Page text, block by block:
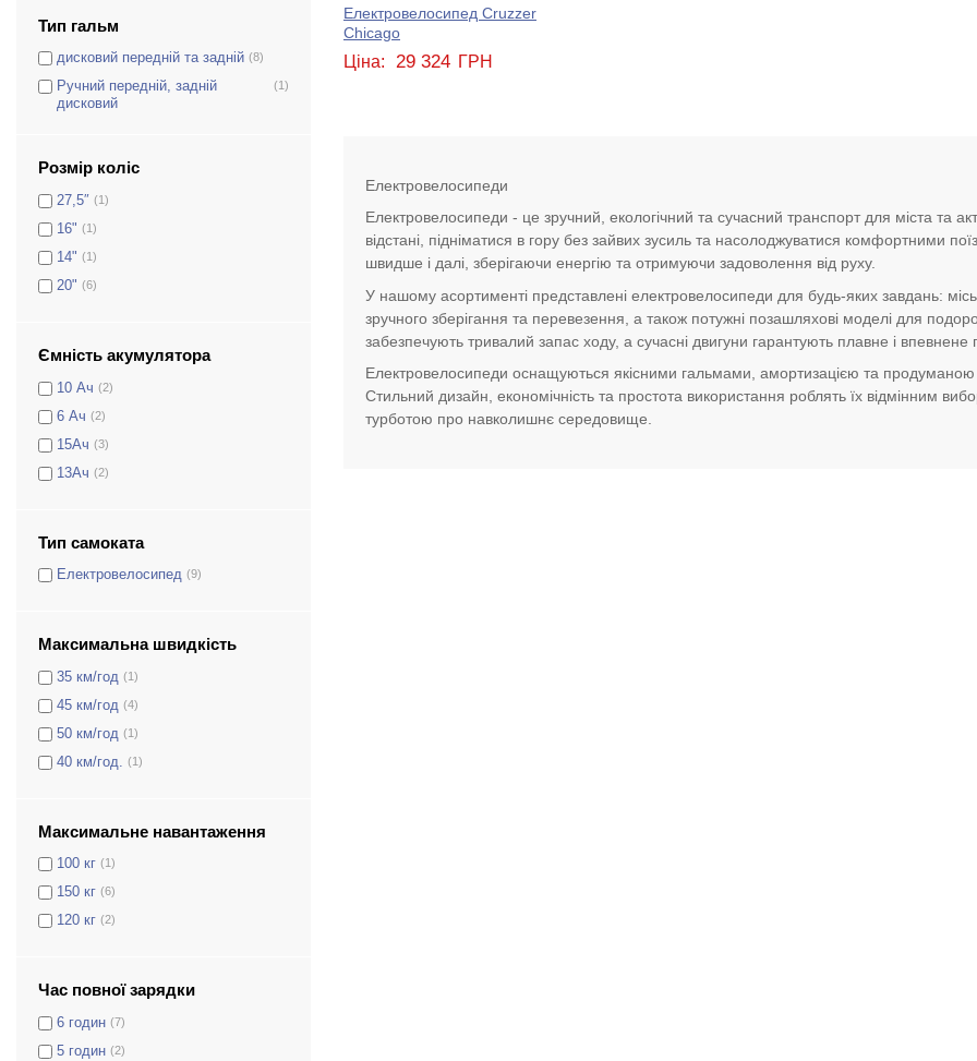
Тип гальм
дисковий передній та задній (8)
Ручний передній, задній
дисковий
(1)
Розмір коліс
27,5″ (1)
16" (1)
14" (1)
20" (6)
Ємність акумулятора
10 Ач (2)
6 Ач (2)
15Ач (3)
13Aч (2)
Тип самоката
Електровелосипед (9)
Максимальна швидкість
35 км/год (1)
45 км/год (4)
50 км/год (1)
40 км/год. (1)
Максимальне навантаження
100 кг (1)
150 кг (6)
120 кг (2)
Час повної зарядки
6 годин (7)
5 годин (2)
Електровелосипед Cruzzer
Chicago
Ціна: 29 324 ГРН
Електровелосипеди
Електровелосипеди - це зручний, екологічний та сучасний транспорт для міста та
відстані, підніматися в гору без зайвих зусиль та насолоджуватися комфортними
швидше і далі, зберігаючи енергію та отримуючи задоволення від руху.
У нашому асортименті представлені електровелосипеди для будь-яких завдань:
зручного зберігання та перевезення, а також потужні позашляхові моделі для
забезпечують тривалий запас ходу, а сучасні двигуни гарантують плавне і впевнене
Електровелосипеди оснащуються якісними гальмами, амортизацією та
Стильний дизайн, економічність та простота використання роблять їх відмінним
турботою про навколишнє середовище.